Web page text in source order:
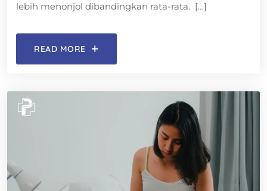
lebih menonjol dibandingkan rata-rata. […]
READ MORE